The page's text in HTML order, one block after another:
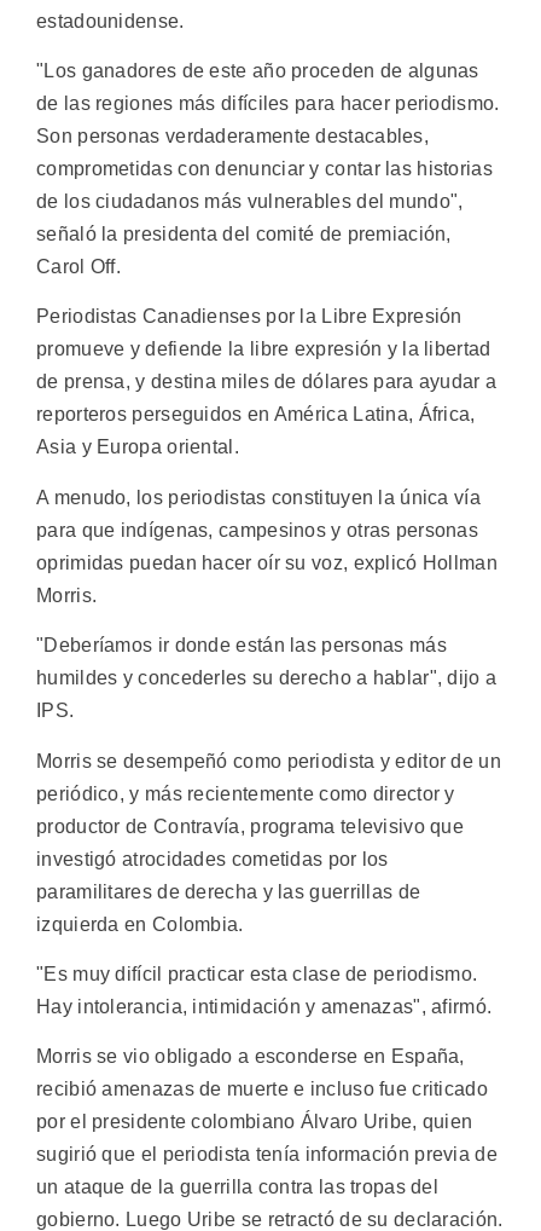
estadounidense.
"Los ganadores de este año proceden de algunas
de las regiones más difíciles para hacer periodismo.
Son personas verdaderamente destacables,
comprometidas con denunciar y contar las historias
de los ciudadanos más vulnerables del mundo",
señaló la presidenta del comité de premiación,
Carol Off.
Periodistas Canadienses por la Libre Expresión
promueve y defiende la libre expresión y la libertad
de prensa, y destina miles de dólares para ayudar a
reporteros perseguidos en América Latina, África,
Asia y Europa oriental.
A menudo, los periodistas constituyen la única vía
para que indígenas, campesinos y otras personas
oprimidas puedan hacer oír su voz, explicó Hollman
Morris.
"Deberíamos ir donde están las personas más
humildes y concederles su derecho a hablar", dijo a
IPS.
Morris se desempeñó como periodista y editor de un
periódico, y más recientemente como director y
productor de Contravía, programa televisivo que
investigó atrocidades cometidas por los
paramilitares de derecha y las guerrillas de
izquierda en Colombia.
"Es muy difícil practicar esta clase de periodismo.
Hay intolerancia, intimidación y amenazas", afirmó.
Morris se vio obligado a esconderse en España,
recibió amenazas de muerte e incluso fue criticado
por el presidente colombiano Álvaro Uribe, quien
sugirió que el periodista tenía información previa de
un ataque de la guerrilla contra las tropas del
gobierno. Luego Uribe se retractó de su declaración.